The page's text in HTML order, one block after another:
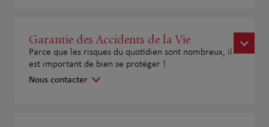
Garantie des Accidents de la Vie
Parce que les risques du quotidien sont nombreux, il
est important de bien se protéger !
Nous contacter